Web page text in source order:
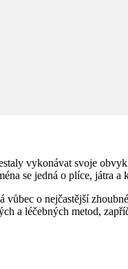
vykonávat svoje
se jedná o plíce, játra a
o nejčastější
a léčebných metod,